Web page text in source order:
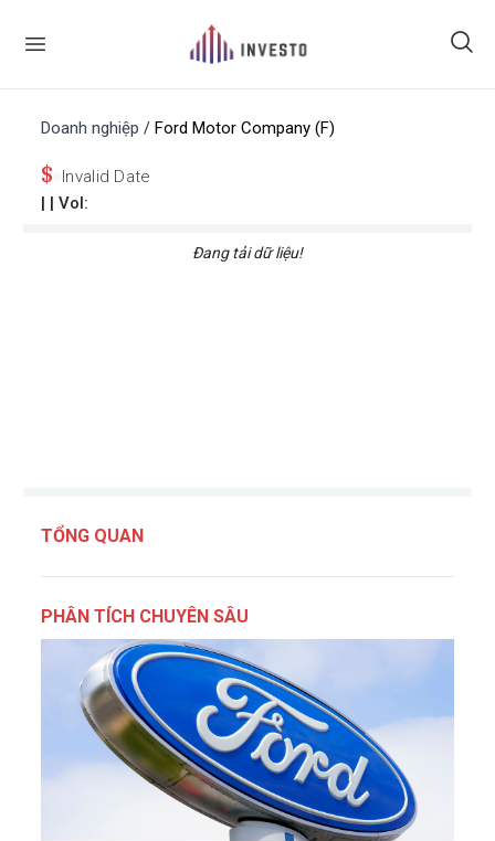
Doanh nghiệp / Ford Motor Company (F)
$ Invalid Date
| | Vol:
Đang tải dữ liệu!
TỔNG QUAN
PHÂN TÍCH CHUYÊN SÂU